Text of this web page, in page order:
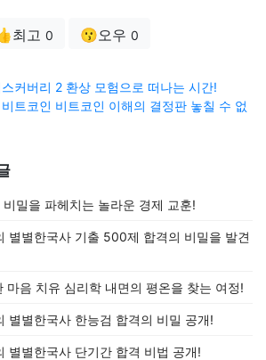
최고 0 😗오우 0
커버리 2 환상 모험으로 떠나는 시간!
트코인 비트코인 이해의 결정판 놓칠 수 없
밀을 파헤치는 놀라운 경제 교훈!
별별한국사 기출 500제 합격의 비밀을 발견
마음 치유 심리학 내면의 평온을 찾는 여정!
별별한국사 한능검 합격의 비밀 공개!
별별한국사 단기간 합격 비법 공개!